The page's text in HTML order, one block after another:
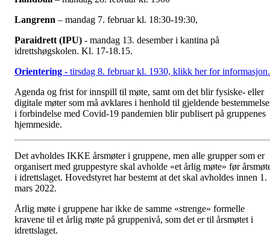
Langrenn – mandag 7. februar kl. 18:30-19:30,
Paraidrett (IPU) - mandag 13. desember i kantina på
idrettshøgskolen. Kl. 17-18.15.
Orientering - tirsdag 8. februar kl. 1930, klikk her for
Agenda og frist for innspill til møte, samt om det blir fysiske- eller
digitale møter som må avklares i henhold til gjeldende
i forbindelse med Covid-19 pandemien blir publisert på gruppenes
hjemmeside.
Det avholdes IKKE årsmøter i gruppene, men alle grupper som er
organisert med gruppestyre skal avholde «et årlig møte» før
i idrettslaget. Hovedstyret har bestemt at det skal avholdes innen 1.
mars 2022.
Årlig møte i gruppene har ikke de samme «strenge» formelle
kravene til et årlig møte på gruppenivå, som det er til årsmøtet i
idrettslaget.